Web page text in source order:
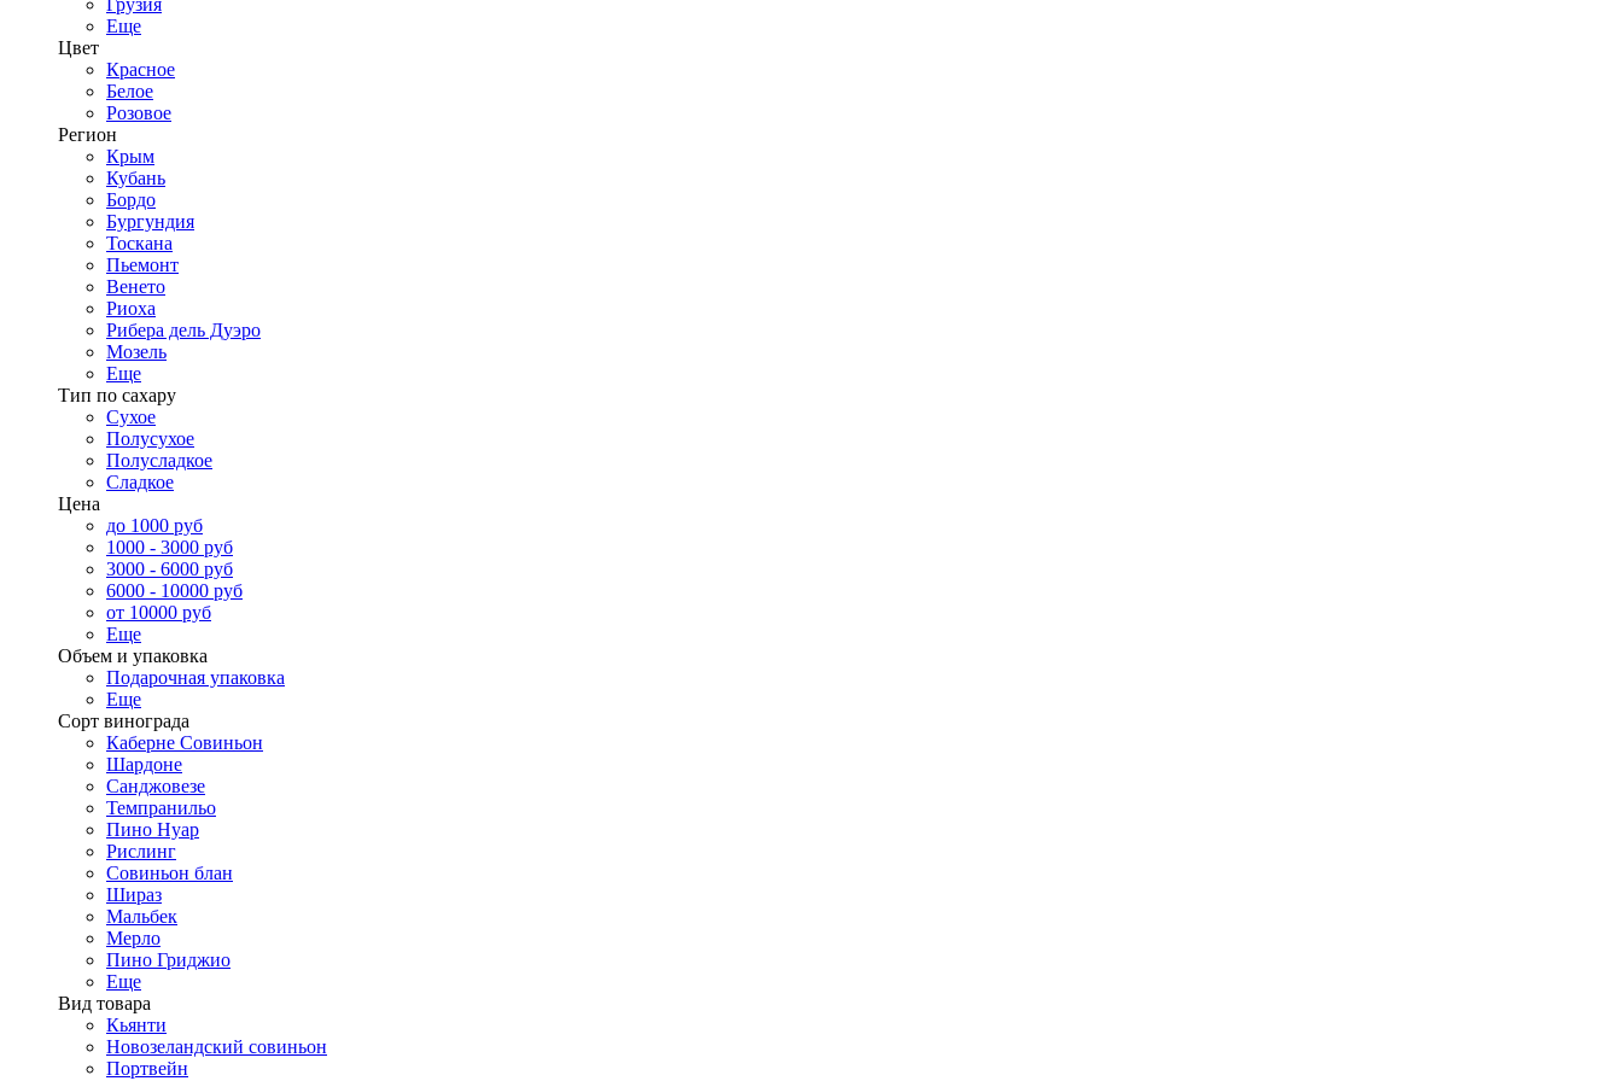
Грузия
Еще
Цвет
Красное
Белое
Розовое
Регион
Крым
Кубань
Бордо
Бургундия
Тоскана
Пьемонт
Венето
Риоха
Рибера дель Дуэро
Мозель
Еще
Тип по сахару
Сухое
Полусухое
Полусладкое
Сладкое
Цена
до 1000 руб
1000 - 3000 руб
3000 - 6000 руб
6000 - 10000 руб
от 10000 руб
Еще
Объем и упаковка
Подарочная упаковка
Еще
Сорт винограда
Каберне Совиньон
Шардоне
Санджовезе
Темпранильо
Пино Нуар
Рислинг
Совиньон блан
Шираз
Мальбек
Мерло
Пино Гриджио
Еще
Вид товара
Кьянти
Новозеландский совиньон
Портвейн